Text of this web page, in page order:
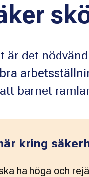
är det
barnet
kring
ha höga och